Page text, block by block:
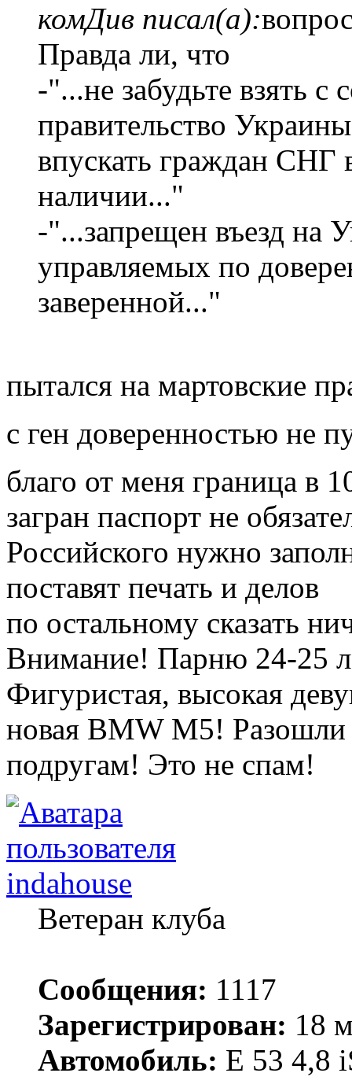
комДив писал(а):
Правда ли, что
-"...не забудьте взять с
правительство
впускать граждан СНГ
наличии..."
-"...запрещен въезд на
управляемых по
заверенной..."
пытался на мартовские
с ген доверенностью не
благо от меня граница в
загран паспорт не
Российского нужно
поставят печать и делов
по остальному сказать
Внимание! Парню 24-25
Фигуристая, высокая
новая BMW M5! Разошли
подругам! Это не спам!
indahouse
Ветеран клуба
Сообщения: 1117
Зарегистрирован: 18
Автомобиль: Е 53 4,8